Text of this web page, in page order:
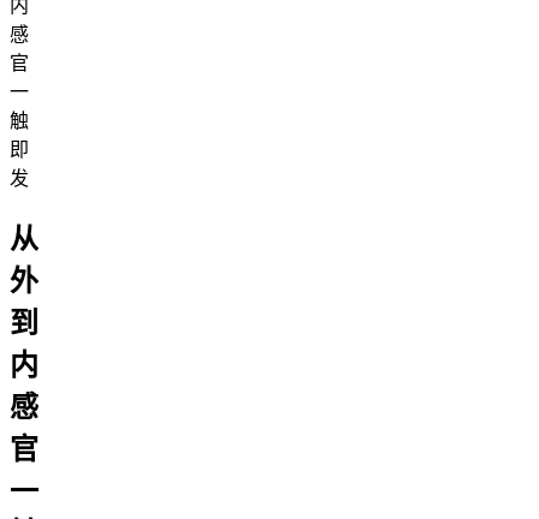
从
外
到
内
感
官
一